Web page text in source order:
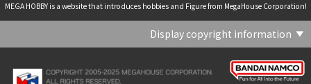
MEGA HOBBY is a website that introduces hobbies and Figure from MegaHouse Corporation!
Display copyright information